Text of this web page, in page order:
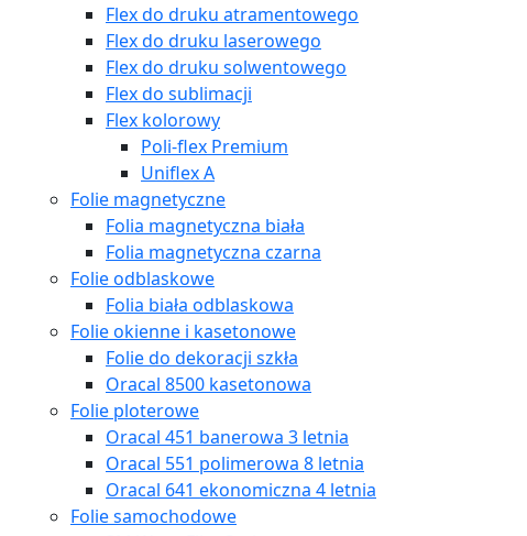
Flex do druku atramentowego
Flex do druku laserowego
Flex do druku solwentowego
Flex do sublimacji
Flex kolorowy
Poli-flex Premium
Uniflex A
Folie magnetyczne
Folia magnetyczna biała
Folia magnetyczna czarna
Folie odblaskowe
Folia biała odblaskowa
Folie okienne i kasetonowe
Folie do dekoracji szkła
Oracal 8500 kasetonowa
Folie ploterowe
Oracal 451 banerowa 3 letnia
Oracal 551 polimerowa 8 letnia
Oracal 641 ekonomiczna 4 letnia
Folie samochodowe